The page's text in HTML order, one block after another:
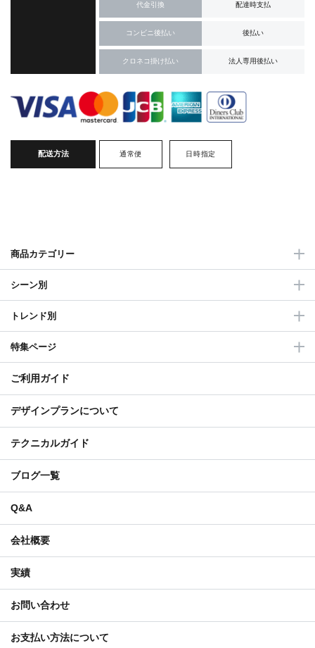
代金引換 配達時支払
コンビニ後払い 後払い
クロネコ掛け払い 法人専用後払い
配送方法 通常便 日時指定
商品カテゴリー
シーン別
トレンド別
特集ページ
ご利用ガイド
デザインプランについて
テクニカルガイド
ブログ一覧
Q&A
会社概要
実績
お問い合わせ
お支払い方法について